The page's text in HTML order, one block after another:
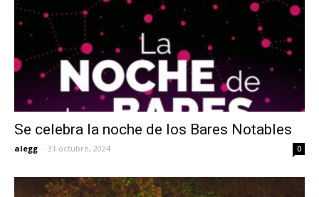
Se celebra la noche de los Bares Notables
alegg - 31 octubre, 2024 0